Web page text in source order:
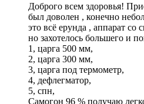
Доброго всем здоровья!
был доволен , конечно
это всё ерунда , аппарат со
но захотелось большего и
1, царга 500 мм,
2, царга 300 мм,
3, царга под термометр,
4, дефлегматор,
5, спн,
Самогон 96 % получаю